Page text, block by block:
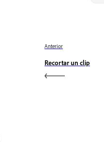
Anterior
Recortar un clip